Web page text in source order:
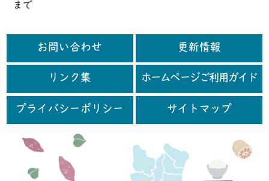
まで
お問い合わせ 更新情報
リンク集 ホームページご利用ガイド
プライバシーポリシー サイトマップ